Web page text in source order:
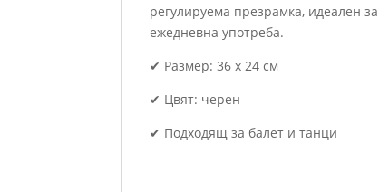
регулируема презрамка, идеален
ежедневна употреба.
✔ Размер: 36 x 24 см
✔ Цвят: черен
✔ Подходящ за балет и танци